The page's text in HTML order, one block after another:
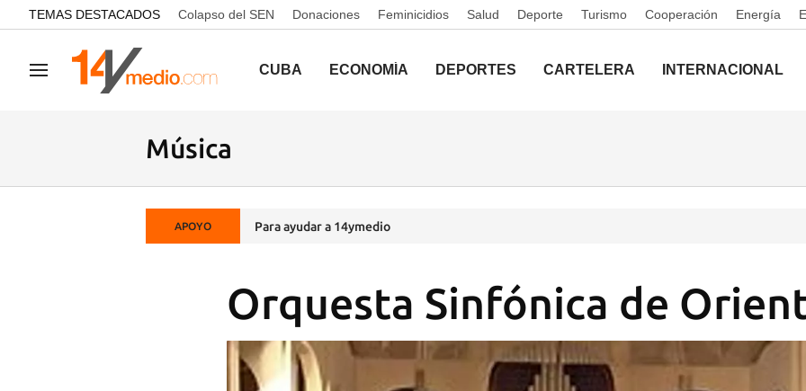
common.go-to-content
TEMAS DESTACADOS Colapso del SEN Donaciones Feminicidios Salud Deporte Turismo Cooperación Energía
Navegación CUBA ECONOMÍA DEPORTES CARTELERA INTERNACIONAL
Música
APOYO Para ayudar a 14ymedio
Orquesta Sinfónica de